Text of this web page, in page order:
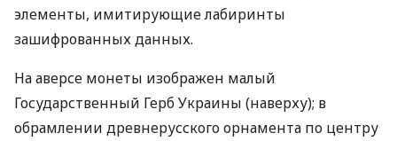
элементы, имитирующие лабиринты
зашифрованных данных.
На аверсе монеты изображен малый
Государственный Герб Украины (наверху); в
обрамлении древнерусского орнамента по центру